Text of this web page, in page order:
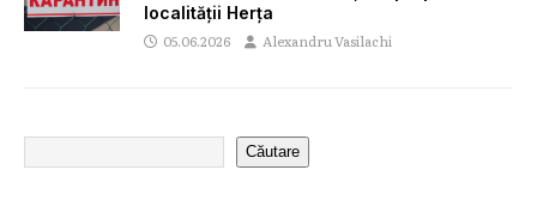
localității Herța
05.06.2026 Alexandru Vasilachi
Căutare